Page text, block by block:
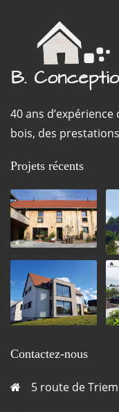
40 ans
bois, des
Projets récents
Contactez-nous
5 route de